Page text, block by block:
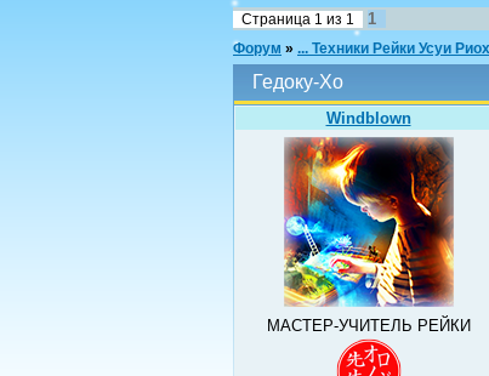
Страница 1 из 1 1
Форум » ... Техники Рейки Усуи
Гедоку-Хо
Windblown
МАСТЕР-УЧИТЕЛЬ РЕЙКИ